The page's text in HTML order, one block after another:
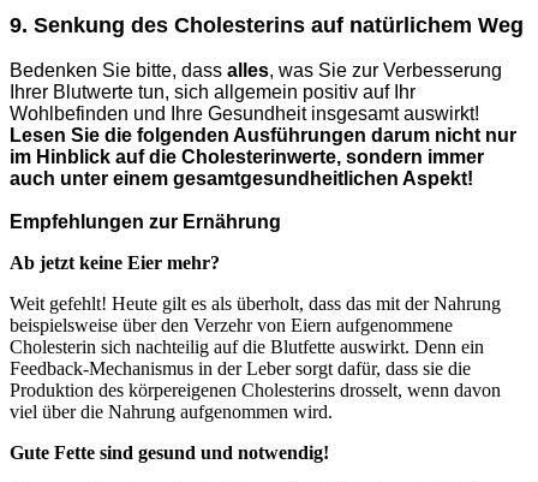
9. Senkung des Cholesterins auf natürlichem Weg
Bedenken Sie bitte, dass alles, was Sie zur Verbesserung
Ihrer Blutwerte tun, sich allgemein positiv auf Ihr
Wohlbefinden und Ihre Gesundheit insgesamt auswirkt!
Lesen Sie die folgenden Ausführungen darum nicht nur
im Hinblick auf die Cholesterinwerte, sondern immer
auch unter einem gesamtgesundheitlichen Aspekt!
Empfehlungen zur Ernährung
Ab jetzt keine Eier mehr?
Weit gefehlt! Heute gilt es als überholt, dass das mit der Nahrung
beispielsweise über den Verzehr von Eiern aufgenommene
Cholesterin sich nachteilig auf die Blutfette auswirkt. Denn ein
Feedback-Mechanismus in der Leber sorgt dafür, dass sie die
Produktion des körpereigenen Cholesterins drosselt, wenn davon
viel über die Nahrung aufgenommen wird.
Gute Fette sind gesund und notwendig!